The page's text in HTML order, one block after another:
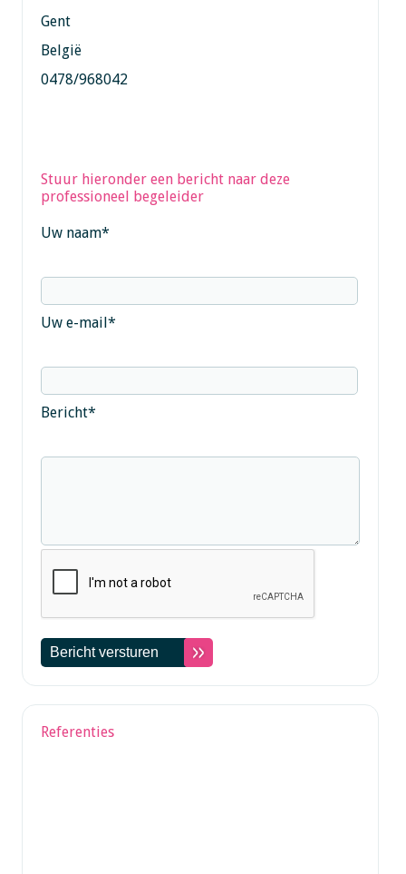
Gent
België
0478/968042
Stuur hieronder een bericht naar deze
professioneel begeleider
Uw naam*
Uw e-mail*
Bericht*
Referenties